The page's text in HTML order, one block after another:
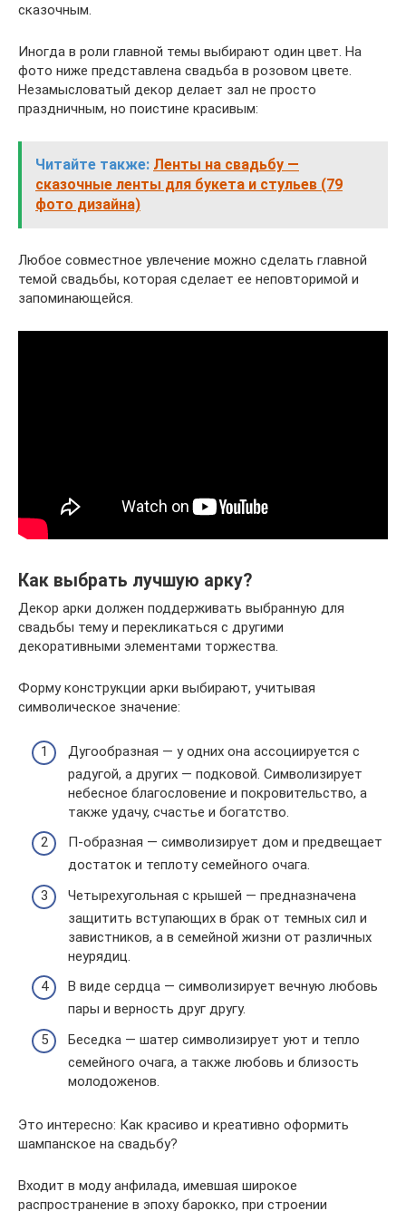
сказочным.
Иногда в роли главной темы выбирают один цвет. На
фото ниже представлена свадьба в розовом цвете.
Незамысловатый декор делает зал не просто
праздничным, но поистине красивым:
Читайте также: Ленты на свадьбу —
сказочные ленты для букета и стульев (79
фото дизайна)
Любое совместное увлечение можно сделать главной
темой свадьбы, которая сделает ее неповторимой и
запоминающейся.
Как выбрать лучшую арку?
Декор арки должен поддерживать выбранную для
свадьбы тему и перекликаться с другими
декоративными элементами торжества.
Форму конструкции арки выбирают, учитывая
символическое значение:
Дугообразная — у одних она ассоциируется с
радугой, а других — подковой. Символизирует
небесное благословение и покровительство, а
также удачу, счастье и богатство.
П-образная — символизирует дом и предвещает
достаток и теплоту семейного очага.
Четырехугольная с крышей — предназначена
защитить вступающих в брак от темных сил и
завистников, а в семейной жизни от различных
неурядиц.
В виде сердца — символизирует вечную любовь
пары и верность друг другу.
Беседка — шатер символизирует уют и тепло
семейного очага, а также любовь и близость
молодоженов.
Это интересно: Как красиво и креативно оформить
шампанское на свадьбу?
Входит в моду анфилада, имевшая широкое
распространение в эпоху барокко, при строении